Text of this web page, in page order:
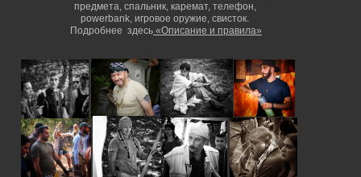
предмета, спальник, каремат, телефон,
powerbank, игровое оружие, свисток.
Подробнее здесь «Описание и правила»